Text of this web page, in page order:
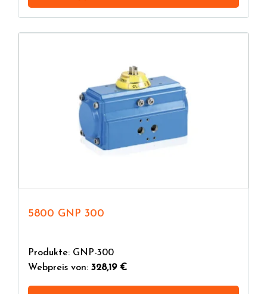
5800 GNP 300
Produkte: GNP-300
Webpreis von: 328,19 €